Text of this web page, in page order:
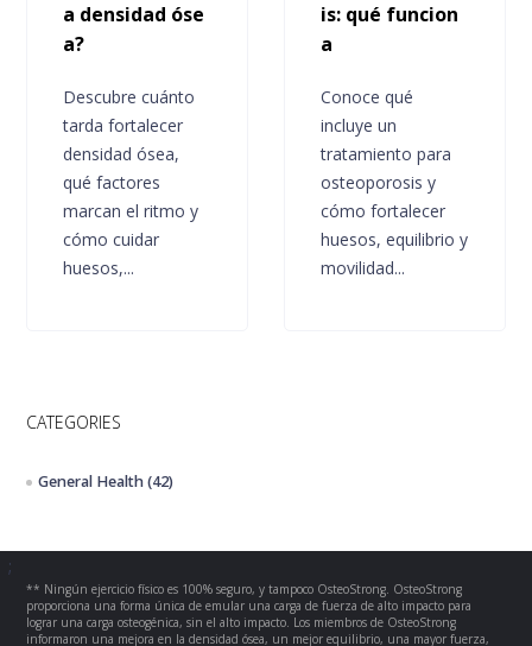
a densidad óse
a?
Descubre cuánto
tarda fortalecer
densidad ósea,
qué factores
marcan el ritmo y
cómo cuidar
huesos,...
is: qué funcion
a
Conoce qué
incluye un
tratamiento para
osteoporosis y
cómo fortalecer
huesos, equilibrio y
movilidad...
CATEGORIES
General Health(42)
;
** Ningún ejercicio físico es 100% seguro, y tampoco OsteoStrong. OsteoStrong
proporciona una forma única de emular una carga de fuerza de alto impacto para
lograr una carga osteogénica, sin el alto impacto. Los miembros de OsteoStrong
informaron una mejora en la densidad ósea, un mejor equilibrio, una mayor fuerza,